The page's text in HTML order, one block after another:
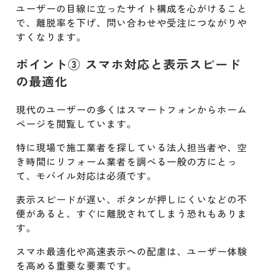
ユーザーの目線に立ったサイト構成を心がけること
で、離脱率を下げ、問い合わせや受注につながりや
すくなります。
ポイント③ スマホ対応と表示スピード
の最適化
現代のユーザーの多くはスマートフォンからホーム
ページを閲覧しています。
特に現場で施工業者を探している法人担当者や、空
き時間にリフォーム業者を調べる一般の方にとっ
て、モバイル対応は必須です。
表示スピードが遅い、ボタンが押しにくいなどの不
便があると、すぐに離脱されてしまう恐れもありま
す。
スマホ最適化や高速表示への配慮は、ユーザー体験
を高める重要な要素です。